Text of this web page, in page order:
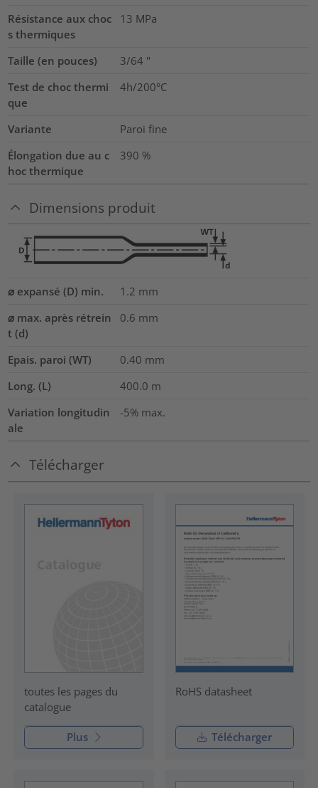
Résistance aux choc
s thermiques
13 MPa
Taille (en pouces) 3/64 "
Test de choc thermi
que
4h/200°C
Variante
Paroi fine
Élongation due au c
hoc thermique
390 %
Dimensions produit
⌀ expansé (D) min. 1.2 mm
⌀ max. après rétrein
t (d)
0.6 mm
Epais. paroi (WT) 0.40 mm
Long. (L)
400.0 m
Variation longitudin
ale
-5% max.
Télécharger
toutes les pages du
catalogue
Plus
RoHS datasheet
Télécharger